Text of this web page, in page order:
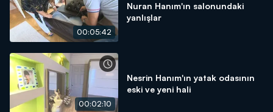
00:05:42
Nuran Hanım'ın salonundaki
yanlışlar
00:02:10
Nesrin Hanım'ın yatak odasının
eski ve yeni hali